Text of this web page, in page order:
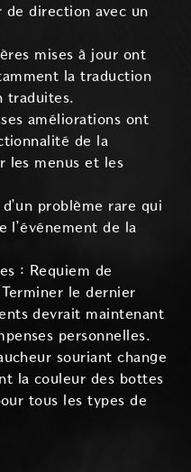
de direction avec un
mises à jour ont
la traduction
traduites.
améliorations ont
de la
les menus et les
problème rare qui
l’événement de la
: Requiem de
le dernier
devrait maintenant
personnelles.
souriant change
la couleur des bottes
tous les types de